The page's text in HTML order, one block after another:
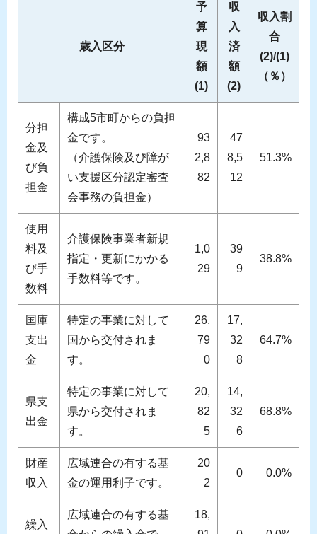
歳入区分
予
算
現
額
(1)
収
入
済
額
(2)
収入割
合
(2)/(1)
（％）
分担
金及
び負
担金
構成5市町からの負担
金です。
（介護保険及び障が
い支援区分認定審査
会事務の負担金）
93
2,8
82
47
8,5
12
51.3%
使用
料及
び手
数料
介護保険事業者新規
指定・更新にかかる
手数料等です。
1,0
29
39
9
38.8%
国庫
支出
金
特定の事業に対して
国から交付されま
す。
26,
79
0
17,
32
8
64.7%
県支
出金
特定の事業に対して
県から交付されま
す。
20,
82
5
14,
32
6
68.8%
財産
収入
広域連合の有する基
金の運用利子です。
20
2
0 0.0%
繰入
広域連合の有する基
18,